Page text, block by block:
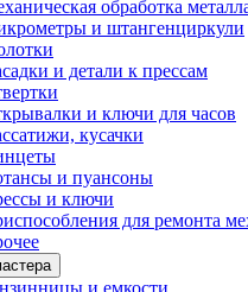
обработка
и штангенциркули
и детали к прессам
и ключи для часов
кусачки
и пуансоны
и ключи
для ремонта
и емкости